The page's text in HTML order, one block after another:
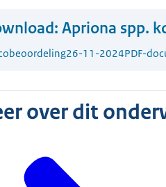
Apriona spp.
26-11-2024PDF-
over dit